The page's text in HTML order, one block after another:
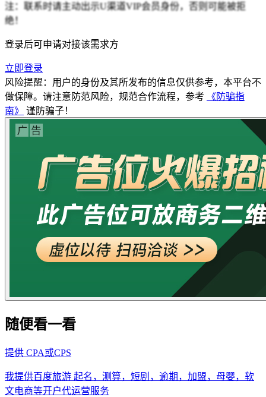
注：联系时请主动出示U渠道VIP会员身份，否则可能被拒
绝！
登录后可申请对接该需求方
立即登录
风险提醒：用户的身份及其所发布的信息仅供参考，本平台不
做保障。请注意防范风险，规范合作流程，参考
《防骗指
南》
谨防骗子！
随便看一看
提供 CPA或CPS
我提供百度旅游 起名，测算，短剧，逾期，加盟，母婴，软
文电商等开户代运营服务